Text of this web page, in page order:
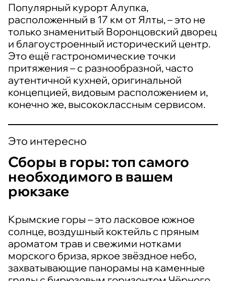
Популярный курорт Алупка,
расположенный в 17 км от Ялты, – это не
только знаменитый Воронцовский дворец
и благоустроенный исторический центр.
Это ещё гастрономические точки
притяжения – с разнообразной, часто
аутентичной кухней, оригинальной
концепцией, видовым расположением и,
конечно же, высококлассным сервисом.
Это интересно
Сборы в горы: топ самого
необходимого в вашем
рюкзаке
Крымские горы – это ласковое южное
солнце, воздушный коктейль с пряным
ароматом трав и свежими нотками
морского бриза, яркое звёздное небо,
захватывающие панорамы на каменные